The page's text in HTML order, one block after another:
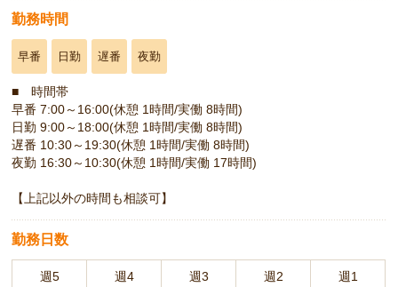
勤務時間
早番 日勤 遅番 夜勤
■ 時間帯
早番 7:00～16:00(休憩 1時間/実働 8時間)
日勤 9:00～18:00(休憩 1時間/実働 8時間)
遅番 10:30～19:30(休憩 1時間/実働 8時間)
夜勤 16:30～10:30(休憩 1時間/実働 17時間)
【上記以外の時間も相談可】
勤務日数
週5 週4 週3 週2 週1